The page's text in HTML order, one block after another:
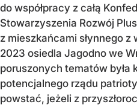
do współpracy z całą
Stowarzyszenia Rozwój
z mieszkańcami słynnego
2023 osiedla Jagodno we
poruszonych tematów była
potencjalnego rządu
powstać, jeżeli z